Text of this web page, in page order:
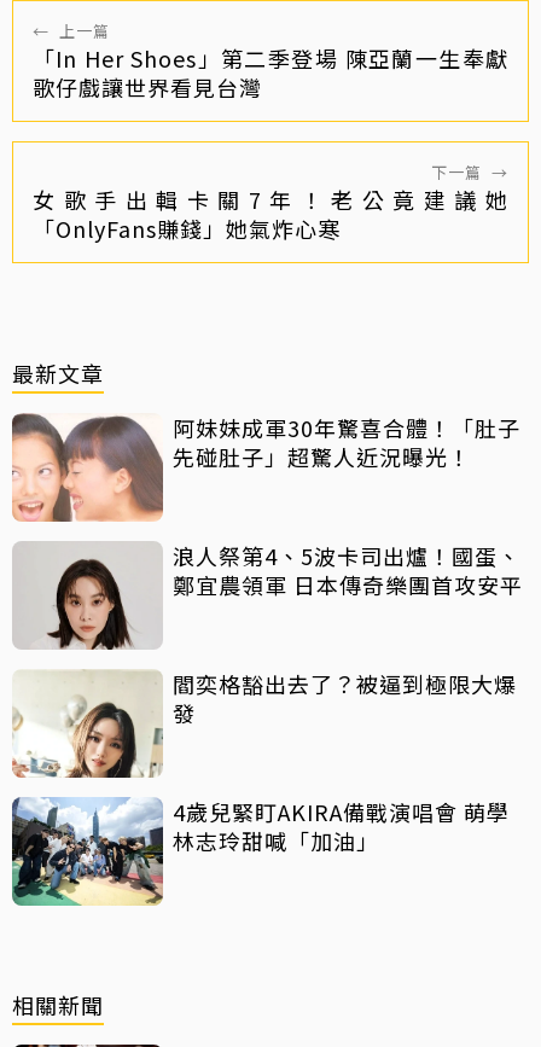
← 上一篇
「In Her Shoes」第二季登場 陳亞蘭一生奉獻
歌仔戲讓世界看見台灣
下一篇 →
女歌手出輯卡關7年！老公竟建議她
「OnlyFans賺錢」她氣炸心寒
最新文章
阿妹妹成軍30年驚喜合體！「肚子
先碰肚子」超驚人近況曝光！
浪人祭第4、5波卡司出爐！國蛋、
鄭宜農領軍 日本傳奇樂團首攻安平
閻奕格豁出去了？被逼到極限大爆
發
4歲兒緊盯AKIRA備戰演唱會 萌學
林志玲甜喊「加油」
相關新聞